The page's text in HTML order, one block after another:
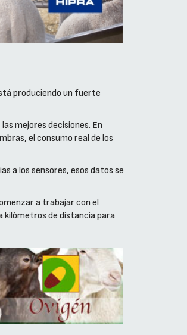
produciendo un fuerte
mejores decisiones. En
el consumo real de los
a los sensores, esos datos se
a trabajar con el
kilómetros de distancia para